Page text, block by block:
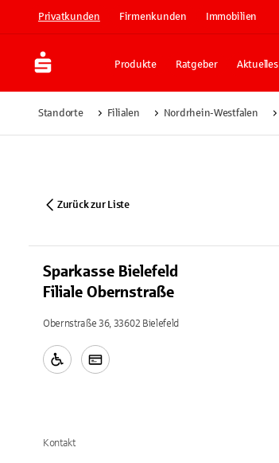
Privatkunden Firmenkunden Immobilien
Produkte Ratgeber Aktuelles
Standorte Filialen Nordrhein-Westfalen
Zurück zur Liste
Sparkasse Bielefeld
Filiale Obernstraße
Obernstraße 36, 33602 Bielefeld
Kontakt